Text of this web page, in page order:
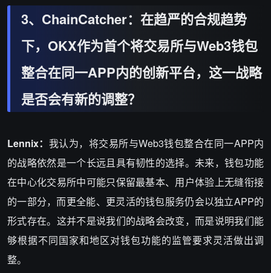
3、ChainCatcher：在趋严的合规趋势
下，OKX作为首个将交易所与Web3钱包
整合在同一APP内的创新平台，这一战略
是否会有新的调整？
Lennix： 我认为，将交易所与Web3钱包整合在同一APP内
的战略依然是一个长远且具有韧性的选择。未来，钱包功能
在中心化交易所中可能只保留最基本、用户体验上无缝衔接
的一部分，而更全能、更灵活的钱包服务仍会以独立APP的
形式存在。这并不是说我们的战略会改变，而是说明我们能
够根据不同国家和地区对钱包功能的监管要求灵活做出调
整。